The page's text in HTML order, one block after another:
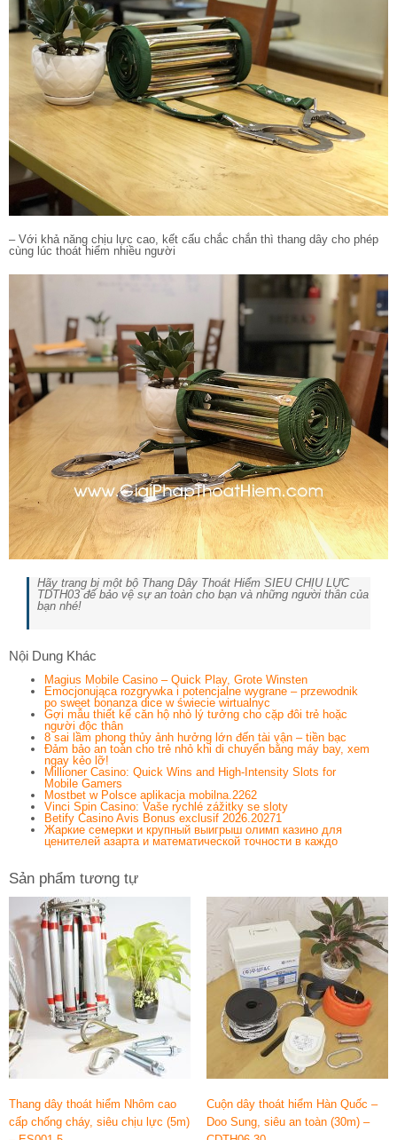
– Với khả năng chịu lực cao, kết cấu chắc chắn thì thang dây cho phép
cùng lúc thoát hiểm nhiều người
Hãy trang bị một bộ Thang Dây Thoát Hiểm SIÊU CHỊU LỰC
TDTH03 để bảo vệ sự an toàn cho bạn và những người thân của
bạn nhé!
Nội Dung Khác
Magius Mobile Casino – Quick Play, Grote Winsten
Emocjonująca rozgrywka i potencjalne wygrane – przewodnik
po sweet bonanza dice w świecie wirtualnyc
Gợi mẫu thiết kế căn hộ nhỏ lý tưởng cho cặp đôi trẻ hoặc
người độc thân
8 sai lầm phong thủy ảnh hưởng lớn đến tài vận – tiền bạc
Đảm bảo an toàn cho trẻ nhỏ khi di chuyển bằng máy bay, xem
ngay kẻo lỡ!
Millioner Casino: Quick Wins and High‑Intensity Slots for
Mobile Gamers
Mostbet w Polsce aplikacja mobilna.2262
Vinci Spin Casino: Vaše rychlé zážitky se sloty
Betify Casino Avis Bonus exclusif 2026.20271
Жаркие семерки и крупный выигрыш олимп казино для
ценителей азарта и математической точности в каждо
Sản phẩm tương tự
Thang dây thoát hiểm Nhôm cao
cấp chống cháy, siêu chịu lực (5m)
Cuộn dây thoát hiểm Hàn Quốc –
Doo Sung, siêu an toàn (30m) –